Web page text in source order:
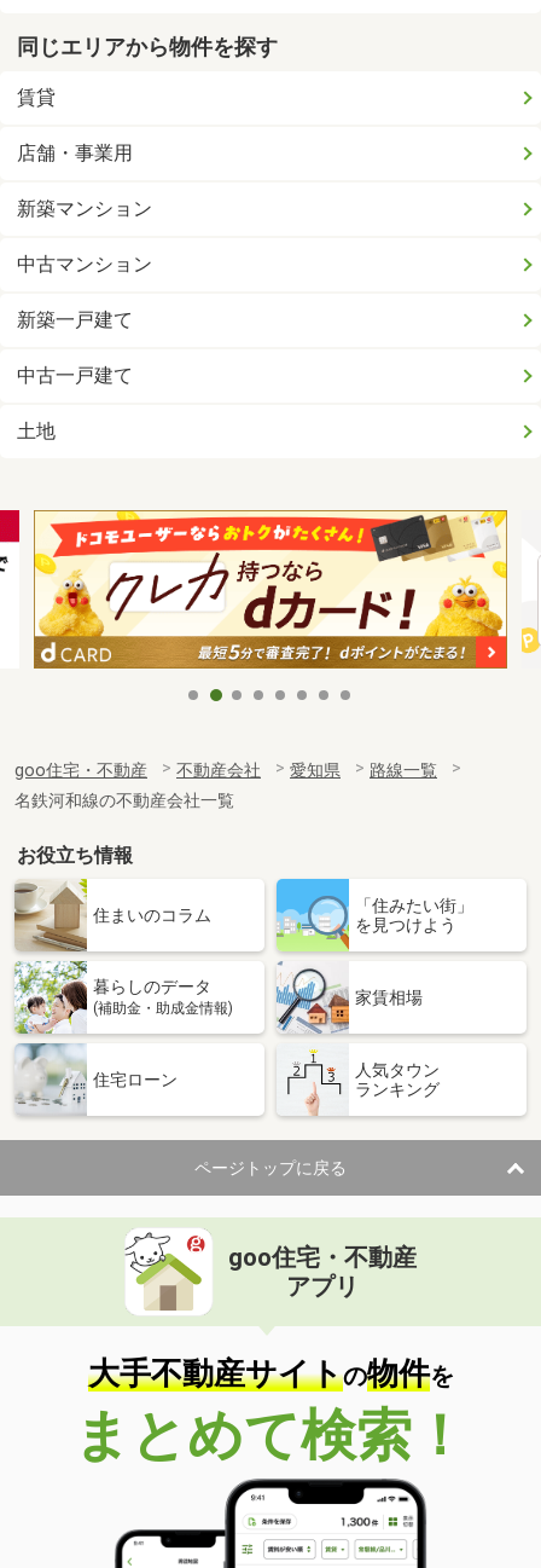
同じエリアから物件を探す
賃貸
店舗・事業用
新築マンション
中古マンション
新築一戸建て
中古一戸建て
土地
goo住宅・不動産 不動産会社 愛知県
路線一覧
名鉄河和線の不動産会社一覧
お役立ち情報
住まいのコラム
「住みたい街」
を見つけよう
暮らしのデータ
(補助金・助成金情報)
家賃相場
住宅ローン
人気タウン
ランキング
ページトップに戻る
goo住宅・不動産
アプリ
大手不動産サイトの物件を
まとめて検索！